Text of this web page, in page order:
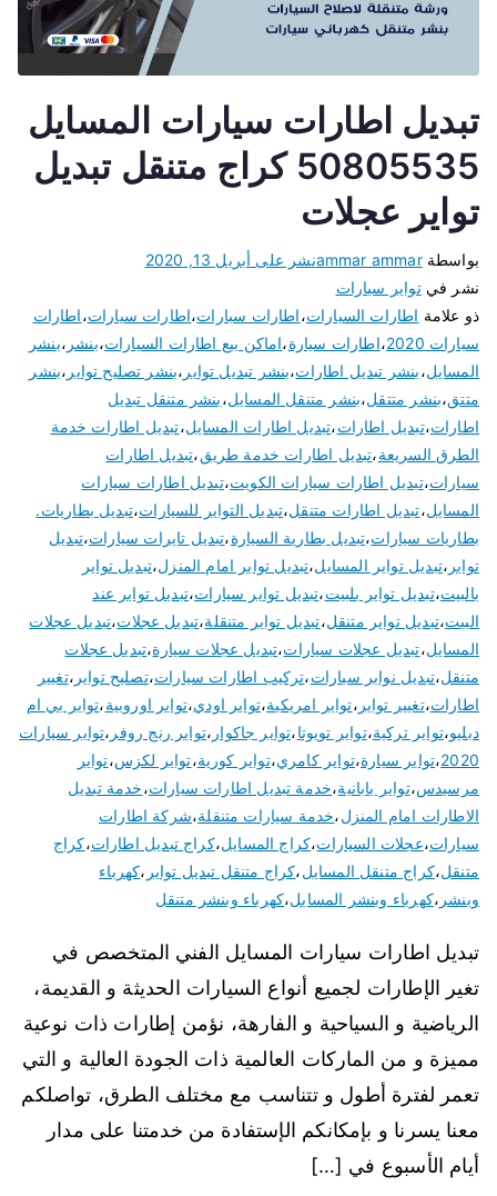
تبديل اطارات سيارات المسايل
50805535 كراج متنقل تبديل
تواير عجلات
بواسطةammar ammarنشر على أبريل 13, 2020
نشر فيتواير سيارات
ذو علامة اطارات السيارات،اطارات سبارات،اطارات سيارات،اطارات
سيارات 2020
،اطارات سيارة،اماكن بيع اطارات السيارات،بنشر ،بنشر
المسايل،بنشر تبديل اطارات،بنشر تبديل تواير ،بنشر تصليح تواير ،بنشر
متتق،بنشر متتقل،بنشر متنقل المسايل،بنشر متنقل تبديل
اطارات،تبديل اطارات،تبديل اطارات المسايل،تبديل اطارات خدمة
الطرق السريعة،تبديل اطارات خدمة طريق،تبديل اطارات
سيارات،تبديل اطارات سيارات الكويت،تبديل اطارات سيارات
المسايل،تبديل اطارات متنقل،تبديل التواير للسيارات،تبديل بطاريات.
بطاريات سيارات،تبديل بطارية السيارة،تبديل تايرات سيارات،تبديل
تواير ،تبديل تواير المسايل،تبديل تواير امام المنزل،تبديل تواير
بالبيت،تبديل تواير بلبيت،تبديل تواير سيارات،تبديل تواير عند
البيت،تبديل تواير متنقل،تبديل تواير متنقلة،تبديل عجلات،تبديل عجلات
المسايل،تبديل عجلات سيارات،تبديل عجلات سيارة،تبديل عجلات
متنقل،تبديل نوابر سيارات،تركيب اطارات سيارات،تصليح تواير ،تغيير
اطارات،تغيير تواير ،تواير امريكية،تواير اودي،تواير اوروبية،تواير بي ام
دبليو،تواير تركية،تواير تويوتا،تواير جاكوار ،تواير رنج روفر ،تواير سيارات
2020،تواير سيارة،تواير كامري،تواير كورية،تواير لكزس،تواير
مرسيدس،تواير يابانية،خدمة تبديل اطارات سيارات،خدمة تبديل
الاطارات امام المنزل،خدمة سيارات متنقلة،شركة اطارات
سيارات،عجلات السيارات،كراج المسايل،كراج تبديل اطارات،كراج
متنقل،كراج متنقل المسايل،كراج متنقل تبديل تواير ،كهرباء
وبنشر ،كهرباء وبنشر المسايل،كهرباء وبنشر متنقل
تبديل اطارات سيارات المسايل الفني المتخصص في
تغير الإطارات لجميع أنواع السيارات الحديثة و القديمة،
الرياضية و السياحية و الفارهة، نؤمن إطارات ذات نوعية
مميزة و من الماركات العالمية ذات الجودة العالية و التي
تعمر لفترة أطول و تتناسب مع مختلف الطرق، تواصلكم
معنا يسرنا و بإمكانكم الإستفادة من خدمتنا على مدار
أيام الأسبوع في […]